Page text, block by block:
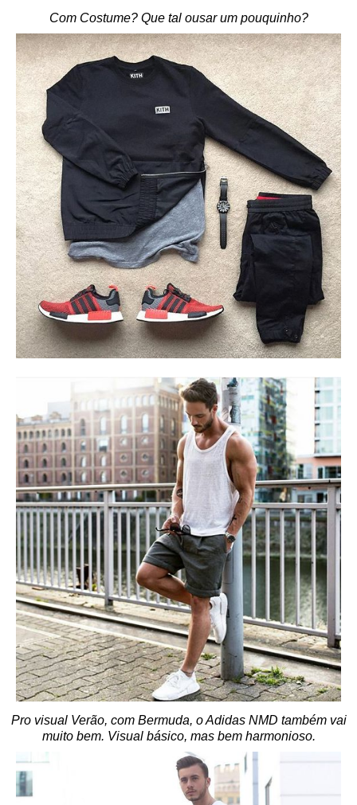
Com Costume? Que tal ousar um pouquinho?
Pro visual Verão, com Bermuda, o Adidas NMD também vai
muito bem. Visual básico, mas bem harmonioso.